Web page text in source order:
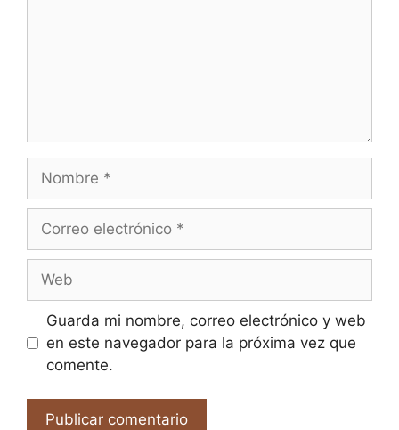
electrónico
Guarda mi nombre, correo electrónico y web
en este navegador para la próxima vez que
comente.